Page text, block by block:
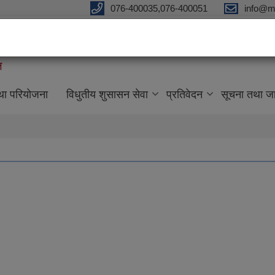
076-400035,076-400051
परियोजना विधुतीय शुसासन सेवा प्रतिवेदन सूचना तथा